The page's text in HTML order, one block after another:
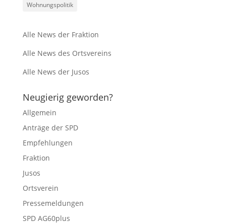
Wohnungspolitik
Alle News der Fraktion
Alle News des Ortsvereins
Alle News der Jusos
Neugierig geworden?
Allgemein
Anträge der SPD
Empfehlungen
Fraktion
Jusos
Ortsverein
Pressemeldungen
SPD AG60plus